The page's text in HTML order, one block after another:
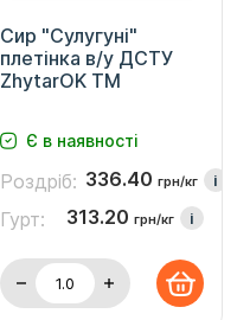
Сир "Сулугуні"
плетінка в/у ДСТУ
ZhytarOK TM
Є в наявності
Роздріб: 336.40 грн/кг i
Гурт: 313.20 грн/кг i